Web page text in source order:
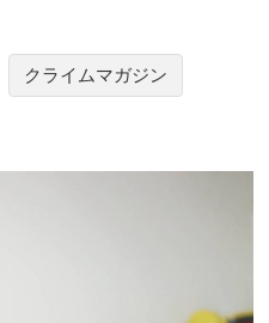
クライムマガジン